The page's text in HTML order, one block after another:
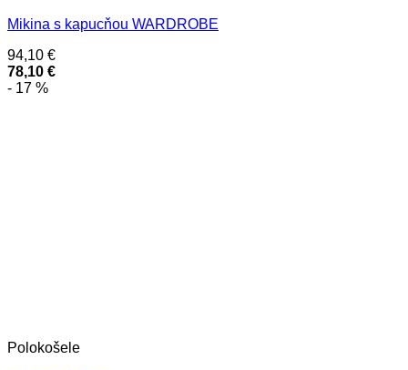
Mikina s kapucňou WARDROBE
94,10 €
78,10 €
- 17 %
Polokošele